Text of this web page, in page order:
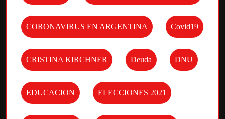
CORONAVIRUS EN ARGENTINA Covid19
CRISTINA KIRCHNER Deuda DNU
EDUCACION ELECCIONES 2021